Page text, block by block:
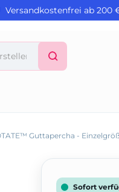
Versandkostenfrei ab 200
Guttapercha -
Sofort